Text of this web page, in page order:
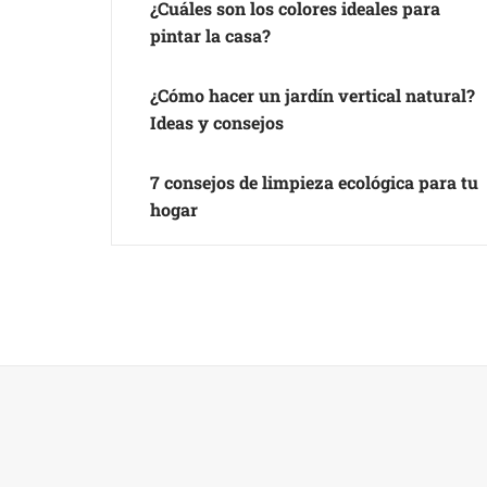
¿Cuáles son los colores ideales para
pintar la casa?
¿Cómo hacer un jardín vertical natural?
Ideas y consejos
7 consejos de limpieza ecológica para tu
hogar